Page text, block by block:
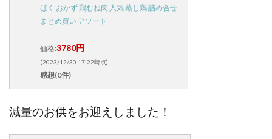
ぱく おかず 鶏むね肉 人気 蒸し鶏 詰め合せ
まとめ買い アソート
価格:3780円
(2023/12/30 17:22時点)
感想(0件)
減量のお供をお迎えしました！